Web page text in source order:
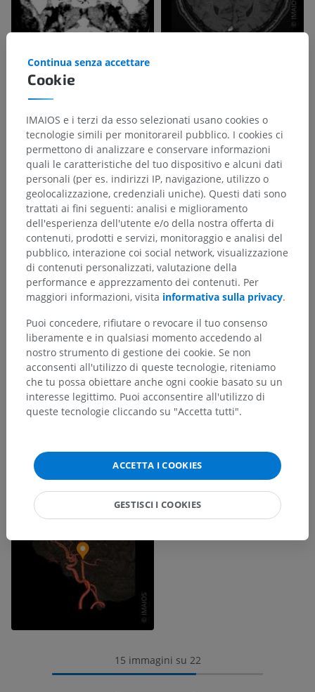
15 immagini su 22
Cookie
Continua senza accettare
IMAIOS e i terzi da esso selezionati usano cookies o
tecnologie simili per monitorareil pubblico. I cookies ci
permettono di analizzare e conservare informazioni
quali le caratteristiche del tuo dispositivo e alcuni dati
personali (per es. indirizzi IP, navigazione, utilizzo o
geolocalizzazione, credenziali uniche). Questi dati sono
trattati ai fini seguenti: analisi e miglioramento
dell'esperienza dell'utente e/o della nostra offerta di
contenuti, prodotti e servizi, monitoraggio e analisi del
pubblico, interazione coi social network, visualizzazione
di contenuti personalizzati, valutazione della
performance e apprezzamento dei contenuti. Per
maggiori informazioni, visita informativa sulla privacy.
Puoi concedere, rifiutare o revocare il tuo consenso
liberamente e in qualsiasi momento accedendo al
nostro strumento di gestione dei cookie. Se non
acconsenti all'utilizzo di queste tecnologie, riteniamo
che tu possa obiettare anche ogni cookie basato su un
interesse legittimo. Puoi acconsentire all'utilizzo di
queste tecnologie cliccando su "Accetta tutti".
ACCETTA I COOKIES
GESTISCI I COOKIES